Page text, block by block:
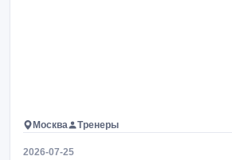
Москва Тренеры
2026-07-25